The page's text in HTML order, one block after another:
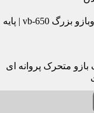
قیمت و خرید براکت دیواری تلویزیون دوبازو بزرگ vb-650 | پایه
بازو متحرک پروانه ای
دیواری تلویزیون